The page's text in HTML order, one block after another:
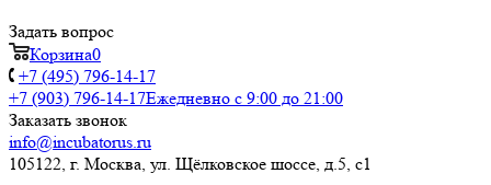
Задать вопрос
Корзина0
+7 (495) 796-14-17
+7 (903) 796-14-17Ежедневно с 9:00 до 21:00
Заказать звонок
info@incubatorus.ru
105122, г. Москва, ул. Щёлковское шоссе, д.5, с1